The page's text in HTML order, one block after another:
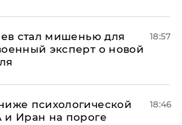
стал мишенью для
эксперт о новой
18:57
психологической
Иран на пороге
18:46